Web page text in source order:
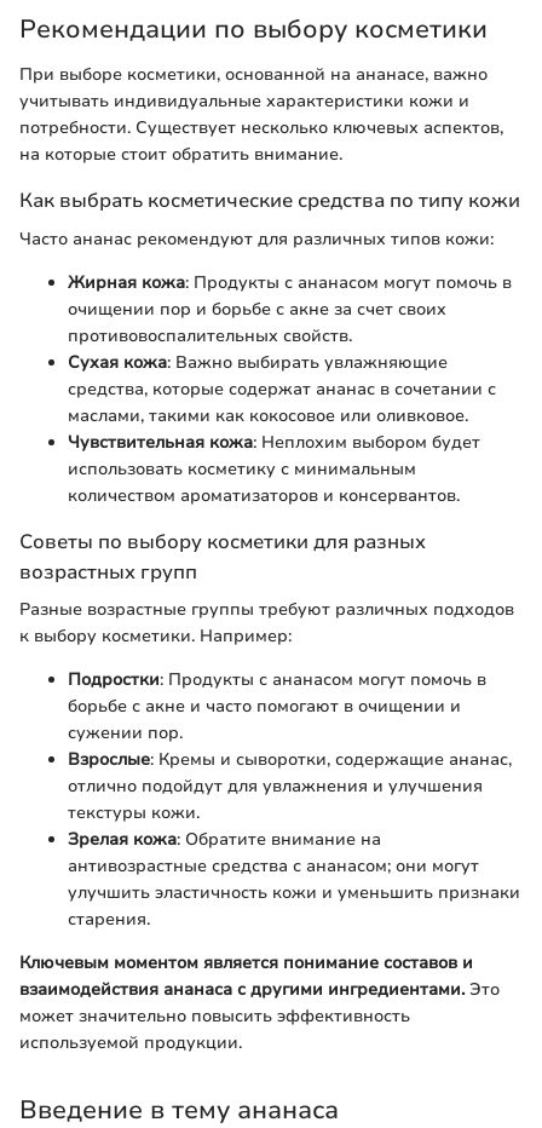
Рекомендации по выбору косметики
При выборе косметики, основанной на ананасе, важно
учитывать индивидуальные характеристики кожи и
потребности. Существует несколько ключевых аспектов,
на которые стоит обратить внимание.
Как выбрать косметические средства по типу кожи
Часто ананас рекомендуют для различных типов кожи:
Жирная кожа: Продукты с ананасом могут помочь в
очищении пор и борьбе с акне за счет своих
противовоспалительных свойств.
Сухая кожа: Важно выбирать увлажняющие
средства, которые содержат ананас в сочетании с
маслами, такими как кокосовое или оливковое.
Чувствительная кожа: Неплохим выбором будет
использовать косметику с минимальным
количеством ароматизаторов и консервантов.
Советы по выбору косметики для разных
возрастных групп
Разные возрастные группы требуют различных подходов
к выбору косметики. Например:
Подростки: Продукты с ананасом могут помочь в
борьбе с акне и часто помогают в очищении и
сужении пор.
Взрослые: Кремы и сыворотки, содержащие ананас,
отлично подойдут для увлажнения и улучшения
текстуры кожи.
Зрелая кожа: Обратите внимание на
антивозрастные средства с ананасом; они могут
улучшить эластичность кожи и уменьшить признаки
старения.
Ключевым моментом является понимание составов и
взаимодействия ананаса с другими ингредиентами.Это
может значительно повысить эффективность
используемой продукции.
Введение в тему ананаса